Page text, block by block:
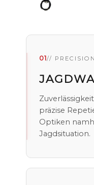
01// PRECISION
präzise
Optiken
Jagdsituation.